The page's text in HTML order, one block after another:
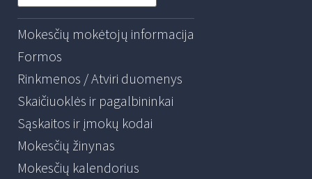
Mokesčių mokėtojų informacija
Formos
Rinkmenos / Atviri duomenys
Skaičiuoklės ir pagalbininkai
Sąskaitos ir įmokų kodai
Mokesčių žinynas
Mokesčių kalendorius